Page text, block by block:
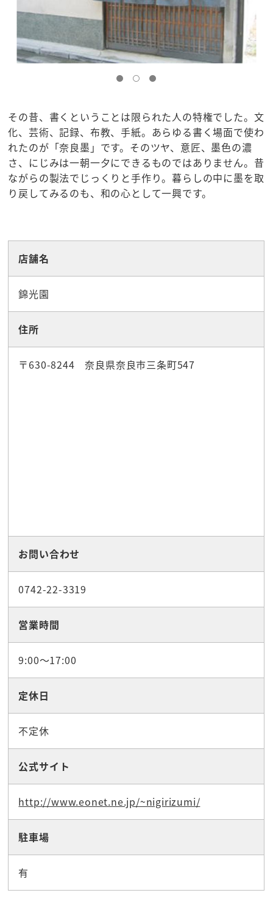
その昔、書くということは限られた人の特権でした。文
化、芸術、記録、布教、手紙。あらゆる書く場面で使わ
れたのが「奈良墨」です。そのツヤ、意匠、墨色の濃
さ、にじみは一朝一夕にできるものではありません。昔
ながらの製法でじっくりと手作り。暮らしの中に墨を取
り戻してみるのも、和の心として一興です。
店舗名
錦光園
住所
〒630-8244 奈良県奈良市三条町547
お問い合わせ
0742-22-3319
営業時間
9:00～17:00
定休日
不定休
公式サイト
http://www.eonet.ne.jp/~nigirizumi/
駐車場
有